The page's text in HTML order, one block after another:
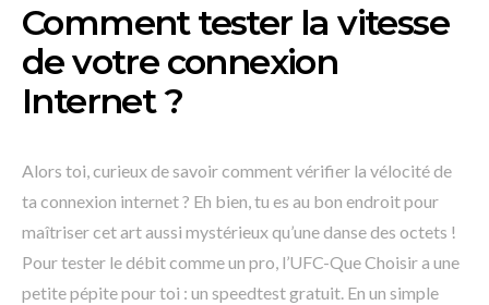
Comment tester la vitesse
de votre connexion
Internet ?
Alors toi, curieux de savoir comment vérifier la vélocité de
ta connexion internet ? Eh bien, tu es au bon endroit pour
maîtriser cet art aussi mystérieux qu’une danse des octets !
Pour tester le débit comme un pro, l’UFC-Que Choisir a une
petite pépite pour toi : un speedtest gratuit. En un simple